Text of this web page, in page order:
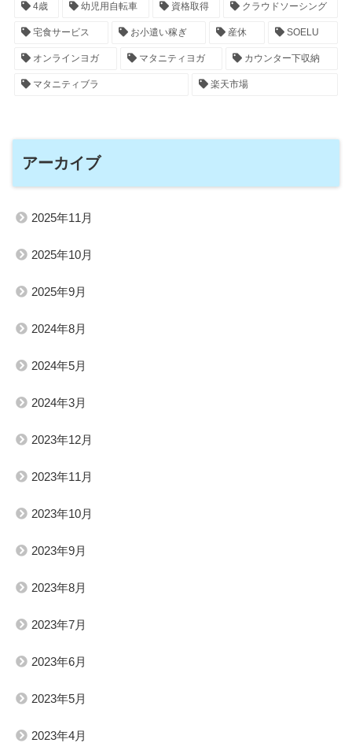
4歳 幼児用自転車 資格取得 クラウドソーシング
宅食サービス お小遣い稼ぎ 産休 SOELU
オンラインヨガ マタニティヨガ カウンター下収納
マタニティブラ 楽天市場
アーカイブ
2025年11月
2025年10月
2025年9月
2024年8月
2024年5月
2024年3月
2023年12月
2023年11月
2023年10月
2023年9月
2023年8月
2023年7月
2023年6月
2023年5月
2023年4月